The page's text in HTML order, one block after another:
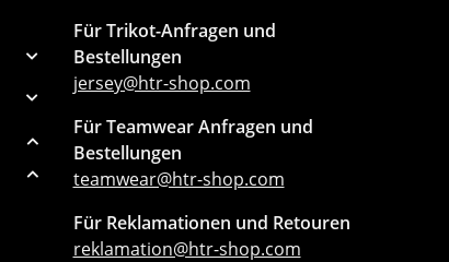
Für Trikot-Anfragen und
Bestellungen
jersey@htr-shop.com
Für Teamwear Anfragen und
Bestellungen
teamwear@htr-shop.com
Für Reklamationen und Retouren
reklamation@htr-shop.com